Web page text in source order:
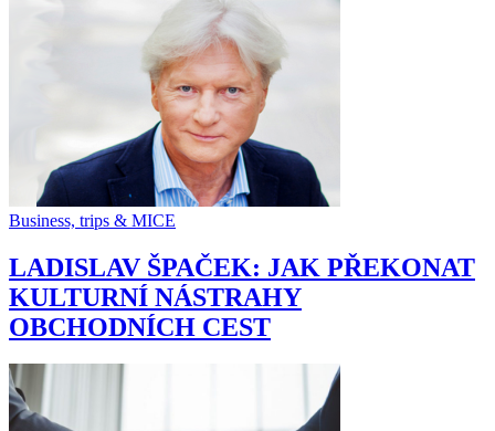
Business, trips & MICE
LADISLAV ŠPAČEK: JAK PŘEKONAT
KULTURNÍ NÁSTRAHY
OBCHODNÍCH CEST